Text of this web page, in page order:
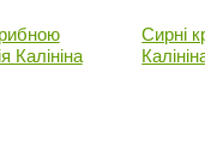
Калініна
Сирні